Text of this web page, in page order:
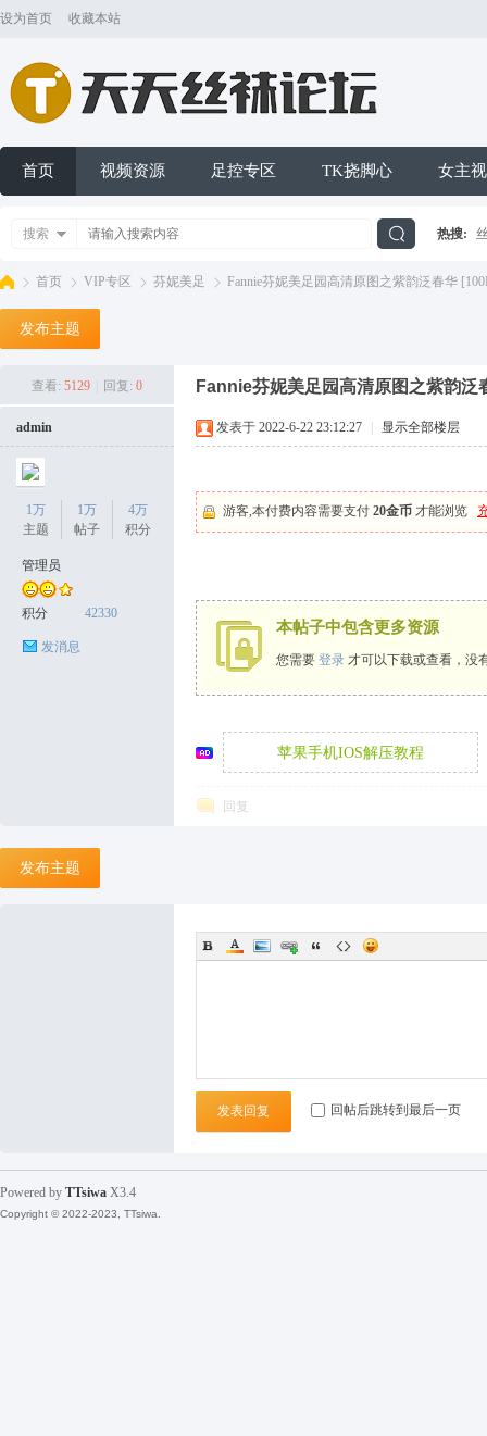
设为首页 收藏本站
首页 视频资源 足控专区 TK挠脚心 女主
搜索 热搜:
首页 VIP专区 芬妮美足 Fannie芬妮美足园高清原图之紫韵泛春华
发布主题
查看: 5129 回复: 0 Fannie芬妮美足园高清原图之紫韵泛
admin
1万
主题
1万
帖子
4万
积分
管理员
积分 42330
发消息
发表于 2022-6-22 23:12:27 显示全部楼层
游客,本付费内容需要支付 20金币 才能浏览
本帖子中包含更多资源
您需要 登录 才可以下载或查看，没
苹果手机IOS解压教程
回复
发布主题
发表回复 回帖后跳转到最后一页
Powered by TTsiwa X3.4
Copyright © 2022-2023, TTsiwa.